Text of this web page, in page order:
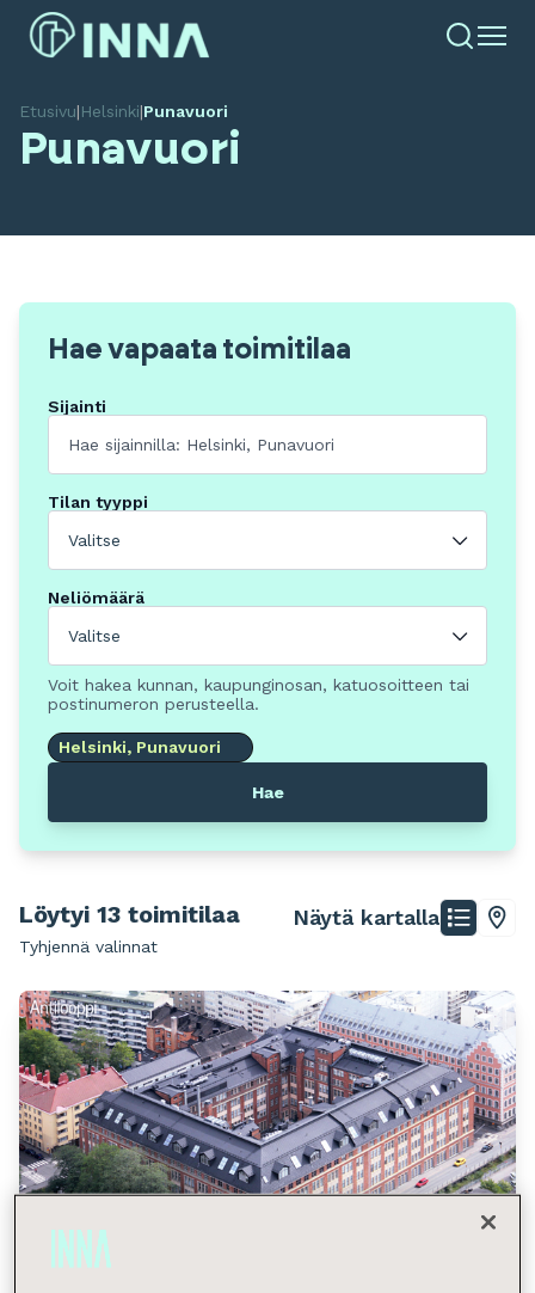
Etusivu|Helsinki|Punavuori
Punavuori
Hae vapaata toimitilaa
Sijainti
Tilan tyyppi
Valitse
Neliömäärä
Valitse
Voit hakea kunnan, kaupunginosan, katuosoitteen tai
postinumeron perusteella.
Helsinki, Punavuori
Hae
Löytyi 13 toimitilaa
Tyhjennä valinnat
Näytä kartalla